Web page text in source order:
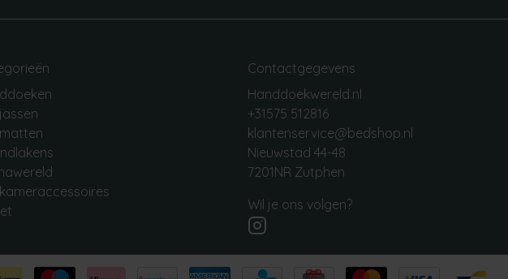
Contactgegevens
Handdoekwereld.nl
+31575 512816
klantenservice@bedshop.nl
Nieuwstad 44-48
7201NR Zutphen
Wil je ons volgen?